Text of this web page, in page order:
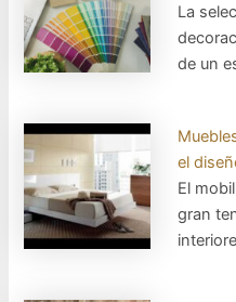
La
de un
el
El
gran